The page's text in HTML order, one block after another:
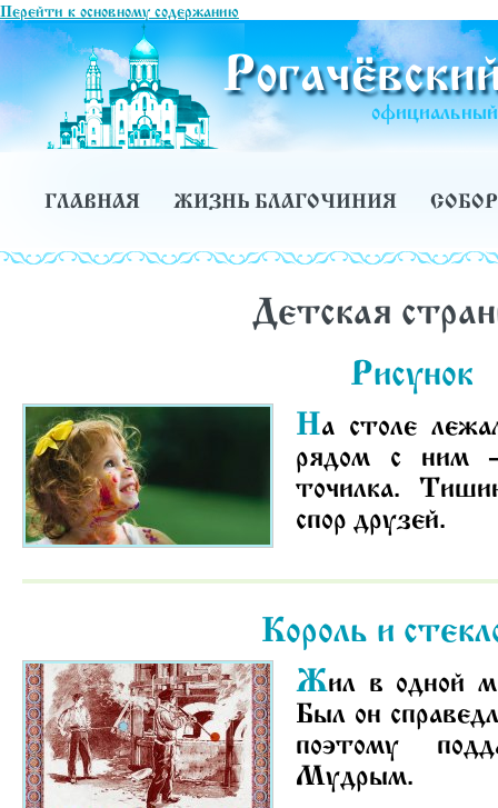
Перейти к основному содержанию
официальный
ГЛАВНАЯ ЖИЗНЬ БЛАГОЧИНИЯ СОБОР
Детская
Рисунок
Н а столе
рядом с ним
точилка.
спор друзей.
Король и
Ж ил в одной
Был он
поэтому
Мудрым.